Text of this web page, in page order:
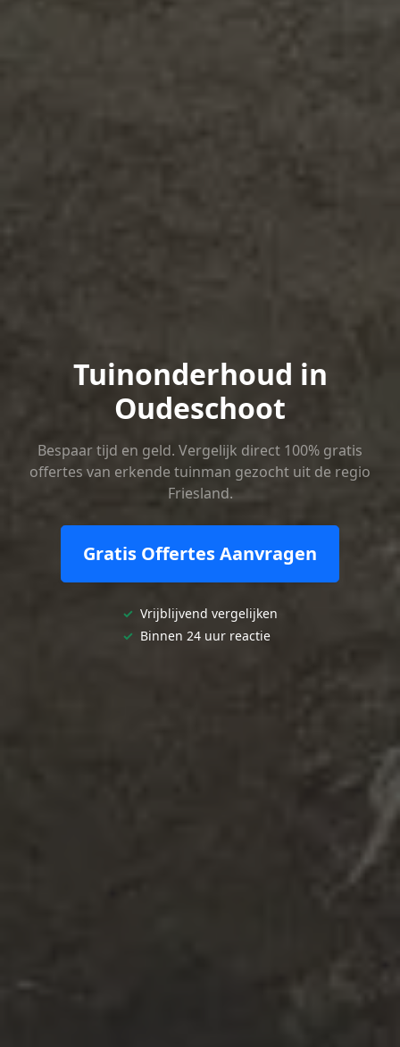
Tuinonderhoud in
Oudeschoot
Bespaar tijd en geld. Vergelijk direct 100% gratis
offertes van erkende tuinman gezocht uit de regio
Friesland.
Gratis Offertes Aanvragen
✓ Vrijblijvend vergelijken
✓ Binnen 24 uur reactie